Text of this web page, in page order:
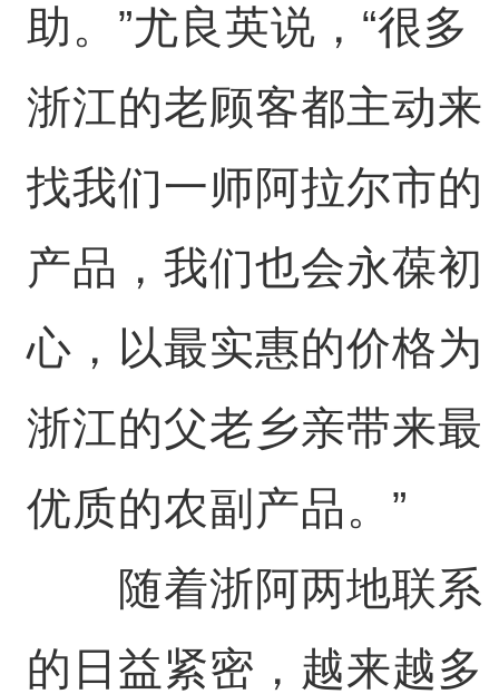
助。”尤良英说，“很多
浙江的老顾客都主动来
找我们一师阿拉尔市的
产品，我们也会永葆初
心，以最实惠的价格为
浙江的父老乡亲带来最
优质的农副产品。”
随着浙阿两地联系
的日益紧密，越来越多